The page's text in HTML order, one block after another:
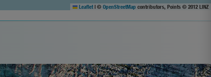
Leaflet | © OpenStreetMap contributors, Points © 2012 LINZ